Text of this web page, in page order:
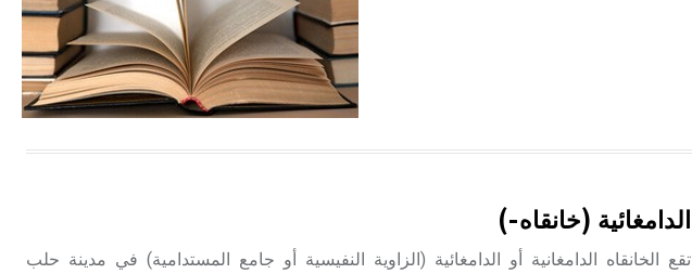
- هل تعلم أن المرجان إفراز حيواني
يتكون في البحر ويتركب من مادة
كربونات الكلسيوم، وهو أحمر أو شديد
الحمرة وهو أجود أنواعه، ويمتاز بكبر
الحجم ويسمى الش
الإنكليزية أب
الدامغائية (خانقاه-)
تقع الخانقاه الدامغانية أو الدامغائية (الزاوية النفيسية أو جامع المستدامية) في مدينة حلب